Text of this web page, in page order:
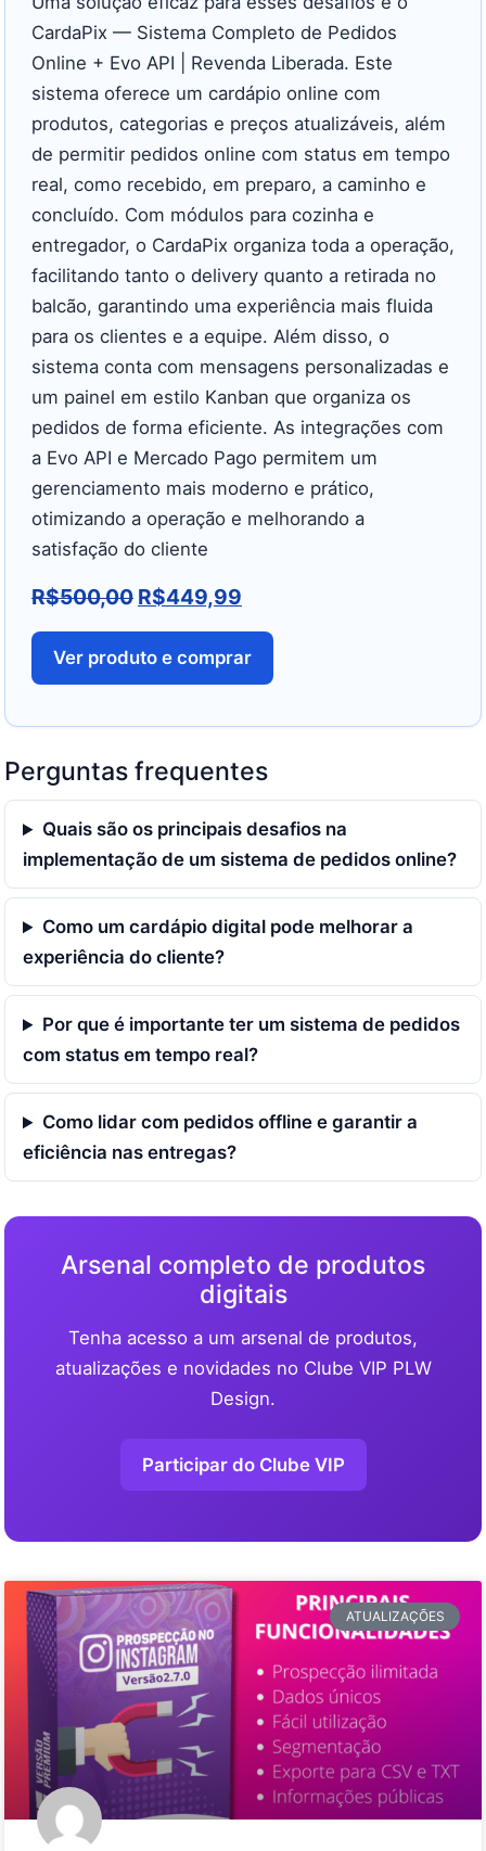
CardaPix — Sistema Completo de Pedidos
Online + Evo API | Revenda Liberada. Este
sistema oferece um cardápio online com
produtos, categorias e preços atualizáveis, além
de permitir pedidos online com status em tempo
real, como recebido, em preparo, a caminho e
concluído. Com módulos para cozinha e
entregador, o CardaPix organiza toda a operação,
facilitando tanto o delivery quanto a retirada no
balcão, garantindo uma experiência mais fluida
para os clientes e a equipe. Além disso, o
sistema conta com mensagens personalizadas e
um painel em estilo Kanban que organiza os
pedidos de forma eficiente. As integrações com
a Evo API e Mercado Pago permitem um
gerenciamento mais moderno e prático,
otimizando a operação e melhorando a
satisfação do cliente
R$500,00 R$449,99
Ver produto e comprar
Perguntas frequentes
Quais são os principais desafios na
implementação de um sistema de pedidos online?
Como um cardápio digital pode melhorar a
experiência do cliente?
Por que é importante ter um sistema de pedidos
com status em tempo real?
Como lidar com pedidos offline e garantir a
eficiência nas entregas?
Arsenal completo de produtos
digitais
Tenha acesso a um arsenal de produtos,
atualizações e novidades no Clube VIP PLW
Design.
Participar do Clube VIP
ATUALIZAÇÕES